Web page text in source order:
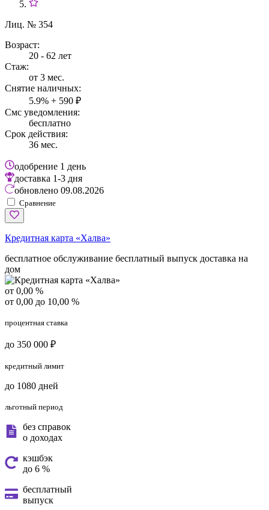
Лиц. № 354
Возраст:
20 - 62 лет
Стаж:
от 3 мес.
Снятие наличных:
5.9% + 590 ₽
Смс уведомления:
бесплатно
Срок действия:
36 мес.
одобрение 1 день
доставка 1-3 дня
обновлено 09.08.2026
Сравнение
Кредитная карта «Халва»
бесплатное обслуживание бесплатный выпуск доставка на
дом
от 0,00 %
от 0,00 до 10,00 %
процентная ставка
до 350 000 ₽
кредитный лимит
до 1080 дней
льготный период
без справок
о доходах
кэшбэк
до 6 %
бесплатный
выпуск